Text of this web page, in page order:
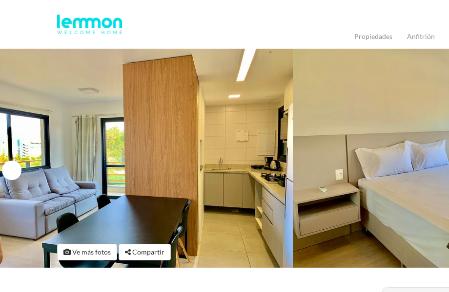
Propiedades Anfitrión
Ve más fotos Compartir